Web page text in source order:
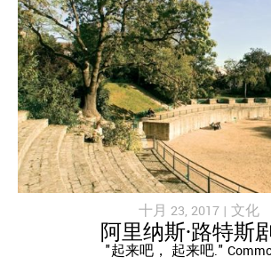
十月 23, 2017 | 文化
阿里纳斯·路特斯
"起来吧， 起来吧."